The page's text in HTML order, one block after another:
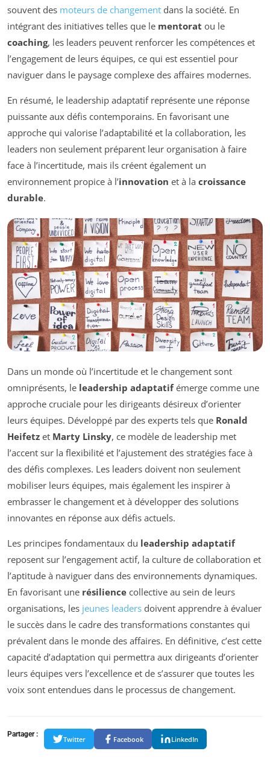
souvent des moteurs de changement dans la société. En
intégrant des initiatives telles que le mentorat ou le
coaching, les leaders peuvent renforcer les compétences et
l’engagement de leurs équipes, ce qui est essentiel pour
naviguer dans le paysage complexe des affaires modernes.
En résumé, le leadership adaptatif représente une réponse
puissante aux défis contemporains. En favorisant une
approche qui valorise l’adaptabilité et la collaboration, les
leaders non seulement préparent leur organisation à faire
face à l’incertitude, mais ils créent également un
environnement propice à l’innovation et à la croissance
durable.
Dans un monde où l’incertitude et le changement sont
omniprésents, le leadership adaptatifémerge comme une
approche cruciale pour les dirigeants désireux d’orienter
leurs équipes. Développé par des experts tels que Ronald
Heifetz et Marty Linsky, ce modèle de leadership met
l’accent sur la flexibilité et l’ajustement des stratégies face à
des défis complexes. Les leaders doivent non seulement
mobiliser leurs équipes, mais également les inspirer à
embrasser le changement et à développer des solutions
innovantes en réponse aux défis actuels.
Les principes fondamentaux du leadership adaptatif
reposent sur l’engagement actif, la culture de collaboration et
l’aptitude à naviguer dans des environnements dynamiques.
En favorisant une résilience collective au sein de leurs
organisations, les jeunes leaders doivent apprendre à évaluer
le succès dans le cadre des transformations constantes qui
prévalent dans le monde des affaires. En définitive, c’est cette
capacité d’adaptation qui permettra aux dirigeants d’orienter
leurs équipes vers l’excellence et de s’assurer que toutes les
voix sont entendues dans le processus de changement.
Partager :
Twitter Facebook LinkedIn